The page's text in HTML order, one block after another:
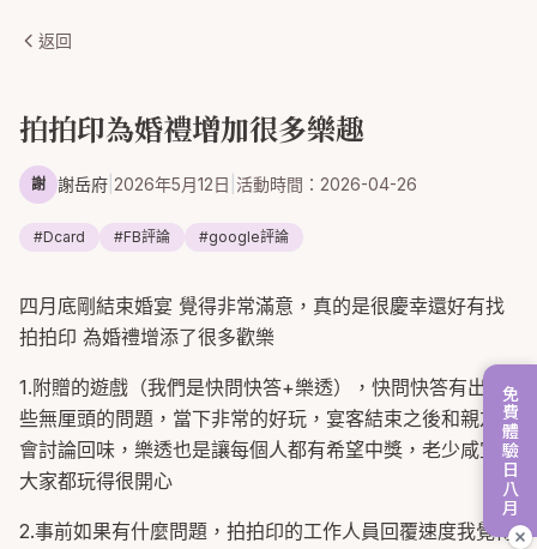
免費體驗日八月
返回
拍拍印為婚禮增加很多樂趣
謝 謝岳府 2026年5月12日 活動時間： 2026-04-26
#Dcard #FB評論 #google評論
四月底剛結束婚宴 覺得非常滿意，真的是很慶幸還好有找
拍拍印 為婚禮增添了很多歡樂
1.附贈的遊戲（我們是快問快答+樂透），快問快答有出一
些無厘頭的問題，當下非常的好玩，宴客結束之後和親友也
會討論回味，樂透也是讓每個人都有希望中獎，老少咸宜，
大家都玩得很開心
2.事前如果有什麼問題，拍拍印的工作人員回覆速度我覺得